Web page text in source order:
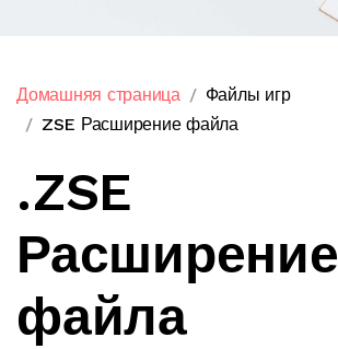
Домашняя страница
Файлы игр
ZSE Расширение файла
.ZSE
Расширение
файла